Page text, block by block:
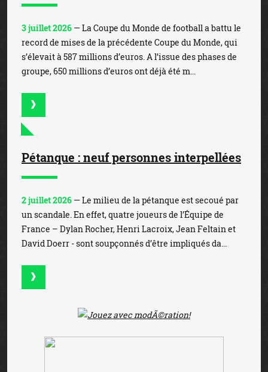
3 juillet 2026 — La Coupe du Monde de football a battu le
record de mises de la précédente Coupe du Monde, qui
s’élevait à 587 millions d’euros. A l’issue des phases de
groupe, 650 millions d’euros ont déjà été m...
Pétanque : neuf personnes interpellées
2 juillet 2026 — Le milieu de la pétanque est secoué par
un scandale. En effet, quatre joueurs de l’Équipe de
France – Dylan Rocher, Henri Lacroix, Jean Feltain et
David Doerr - sont soupçonnés d’être impliqués da...